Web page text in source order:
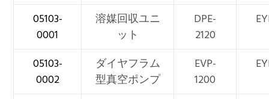
05103-
0001
溶媒回収ユニ
ット
DPE-
2120
05103-
0002
ダイヤフラム
型真空ポンプ
EVP-
1200